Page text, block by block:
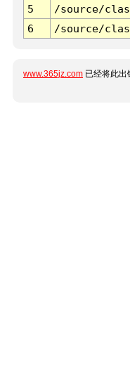
5
/source/
6
/source/
www.365jz.com 已经将此出